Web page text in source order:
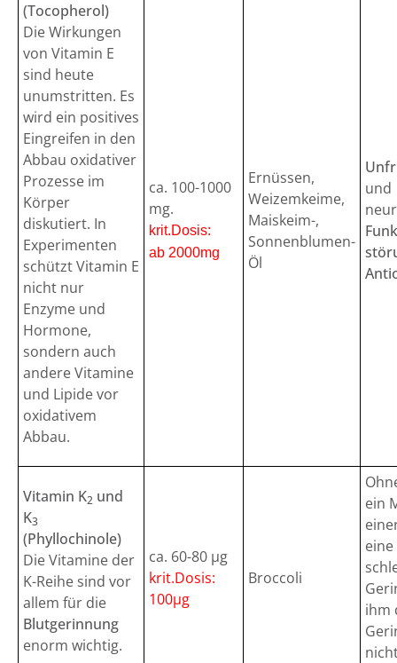
(Tocopherol)
Die Wirkungen
von Vitamin E
sind heute
unumstritten. Es
wird ein positives
Eingreifen in den
Abbau oxidativer
Prozesse im
Körper
diskutiert. In
Experimenten
schützt Vitamin E
nicht nur
Enzyme und
Hormone,
sondern auch
andere Vitamine
und Lipide vor
oxidativem
Abbau.
ca. 100-1000
mg.
krit.Dosis:
ab 2000mg
Ernüssen,
Weizemkeime,
Maiskeim-,
Sonnenblumen-
Öl
und
Vitamin K2 und
K3
(Phyllochinole)
Die Vitamine der
K-Reihe sind vor
allem für die
Blutgerinnung
enorm wichtig.
ca. 60-80 µg
krit.Dosis:
100µg
Broccoli
ein
eine
ihm